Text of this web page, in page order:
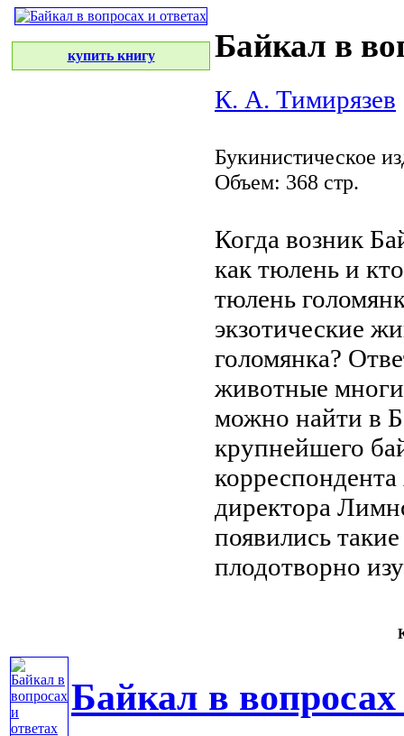
купить книгу Байкал в
К. А. Тимирязев
Букинистическое
Объем: 368 стр.
Когда возник
как тюлень и
тюлень
экзотические
голомянка?
животные
можно найти в
крупнейшего
директора
появились такие
плодотворно
Байкал в вопросах